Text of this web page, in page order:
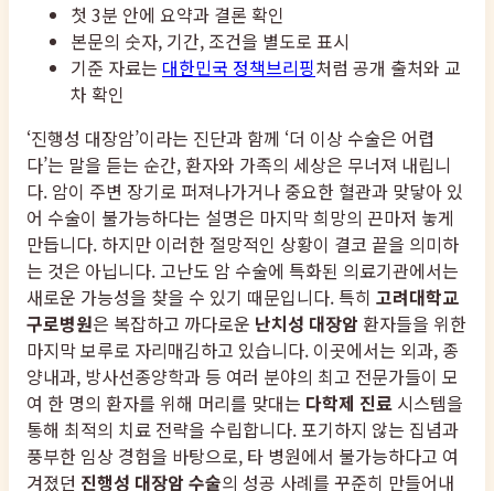
첫 3분 안에 요약과 결론 확인
본문의 숫자, 기간, 조건을 별도로 표시
기준 자료는 대한민국 정책브리핑처럼 공개 출처와 교
차 확인
‘진행성 대장암’이라는 진단과 함께 ‘더 이상 수술은 어렵
다’는 말을 듣는 순간, 환자와 가족의 세상은 무너져 내립니
다. 암이 주변 장기로 퍼져나가거나 중요한 혈관과 맞닿아 있
어 수술이 불가능하다는 설명은 마지막 희망의 끈마저 놓게
만듭니다. 하지만 이러한 절망적인 상황이 결코 끝을 의미하
는 것은 아닙니다. 고난도 암 수술에 특화된 의료기관에서는
새로운 가능성을 찾을 수 있기 때문입니다. 특히 고려대학교
구로병원은 복잡하고 까다로운 난치성 대장암 환자들을 위한
마지막 보루로 자리매김하고 있습니다. 이곳에서는 외과, 종
양내과, 방사선종양학과 등 여러 분야의 최고 전문가들이 모
여 한 명의 환자를 위해 머리를 맞대는 다학제 진료 시스템을
통해 최적의 치료 전략을 수립합니다. 포기하지 않는 집념과
풍부한 임상 경험을 바탕으로, 타 병원에서 불가능하다고 여
겨졌던 진행성 대장암 수술의 성공 사례를 꾸준히 만들어내